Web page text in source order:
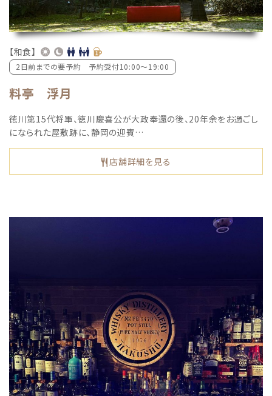
【和食】
2日前までの要予約 予約受付10:00〜19:00
料亭 浮月
徳川第15代将軍、徳川慶喜公が大政奉還の後、20年余をお過ごし
になられた屋敷跡に、静岡の迎賓…
店舗詳細を見る